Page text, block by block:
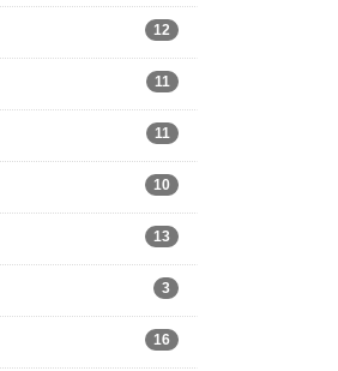
12
11
11
10
13
3
16